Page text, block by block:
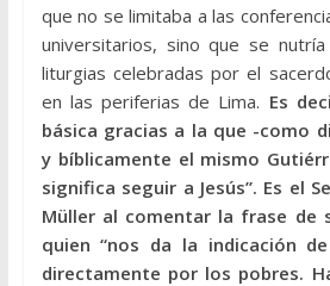
que no se limitaba a las
universitarios, sino que se
liturgias celebradas por el
en las periferias de Lima. Es
básica gracias a la que -como
y bíblicamente el mismo
significa seguir a Jesús”. Es el
Müller al comentar la frase de
quien “nos da la indicación
directamente por los pobres.